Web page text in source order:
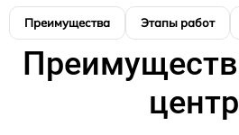
Преимущества Этапы работ